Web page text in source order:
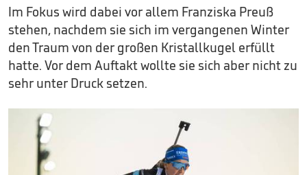
Im Fokus wird dabei vor allem Franziska Preuß
stehen, nachdem sie sich im vergangenen Winter
den Traum von der großen Kristallkugel erfüllt
hatte. Vor dem Auftakt wollte sie sich aber nicht zu
sehr unter Druck setzen.